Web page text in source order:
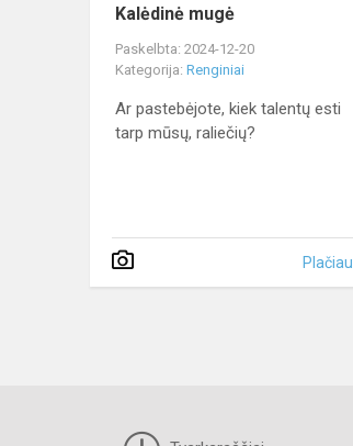
Kalėdinė mugė
Paskelbta: 2024-12-20
Kategorija: Renginiai
Ar pastebėjote, kiek talentų esti
tarp mūsų, raliečių?
Plačiau